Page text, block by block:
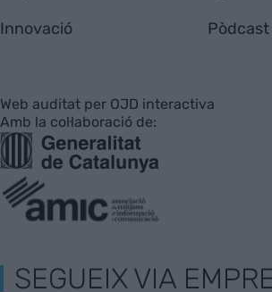
Innovació Pòdcast
Web auditat per OJD interactiva
Amb la col·laboració de:
SEGUEIX VIA